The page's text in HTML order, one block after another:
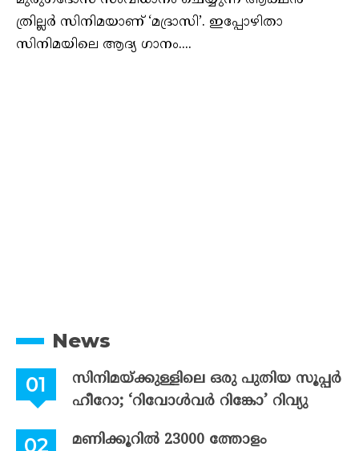
ത്രില്ലർ സിനിമയാണ് ‘മദ്രാസി’. ഇപ്പോഴിതാ
സിനിമയിലെ ആദ്യ ഗാനം....
News
സിനിമയ്ക്കുള്ളിലെ ഒരു പുതിയ സൂപ്പർ
ഹീറോ; ‘റിവോൾവർ റിങ്കോ’ റിവ്യു
മണിക്കൂറിൽ 23000 ത്തോളം